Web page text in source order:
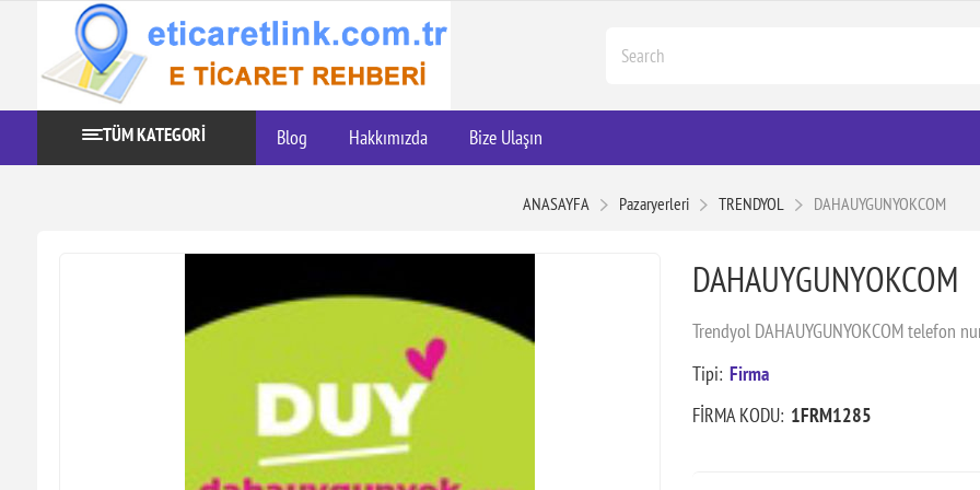
TÜM KATEGORİ Blog Hakkımızda Bize Ulaşın
ANASAYFA Pazaryerleri TRENDYOL DAHAUYGUNYOKCOM
DAHAUYGUNYOKCOM
Trendyol DAHAUYGUNYOKCOM telefon
Tipi: Firma
FİRMA KODU: 1FRM1285